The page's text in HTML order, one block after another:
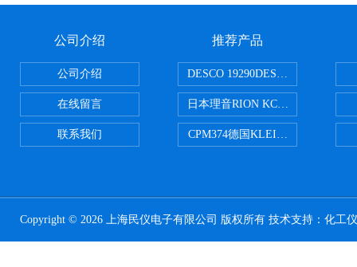
公司介绍
公司介绍
在线留言
联系我们
推荐产品
DESCO 19290DESCO 19290重锤
日本理音RION KC-51/KC-52便携
CPM374德国KLEINWAECHTER
Copyright © 2026 上海民仪电子有限公司 版权所有 技术支持： 化工